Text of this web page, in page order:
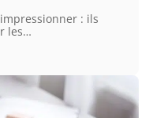
: ils
les…